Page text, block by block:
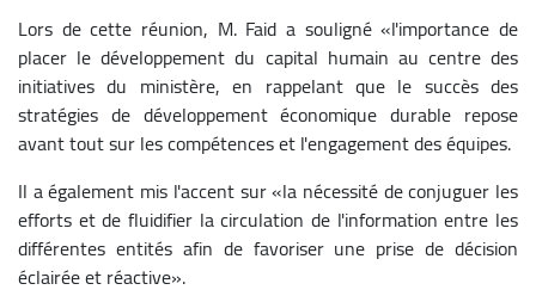
Lors de cette réunion, M. Faid a souligné «l'importance de
placer le développement du capital humain au centre des
initiatives du ministère, en rappelant que le succès des
stratégies de développement économique durable repose
avant tout sur les compétences et l'engagement des équipes.
Il a également mis l'accent sur «la nécessité de conjuguer les
efforts et de fluidifier la circulation de l'information entre les
différentes entités afin de favoriser une prise de décision
éclairée et réactive».